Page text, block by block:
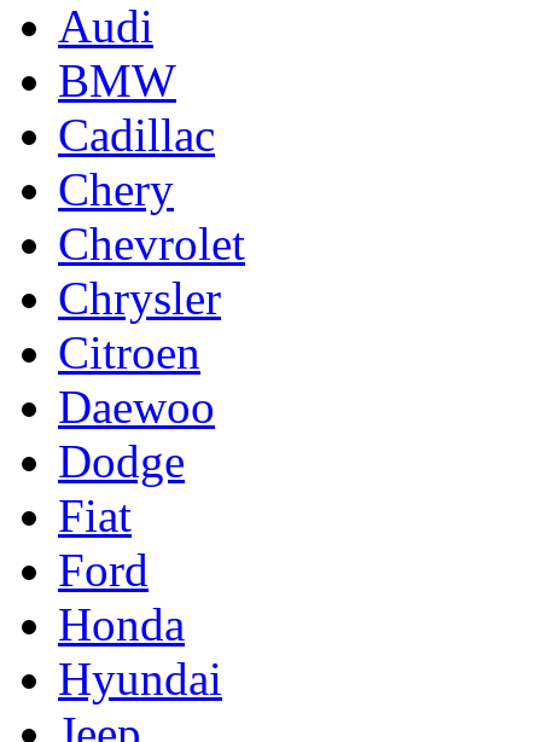
Audi
BMW
Cadillac
Chery
Chevrolet
Chrysler
Citroen
Daewoo
Dodge
Fiat
Ford
Honda
Hyundai